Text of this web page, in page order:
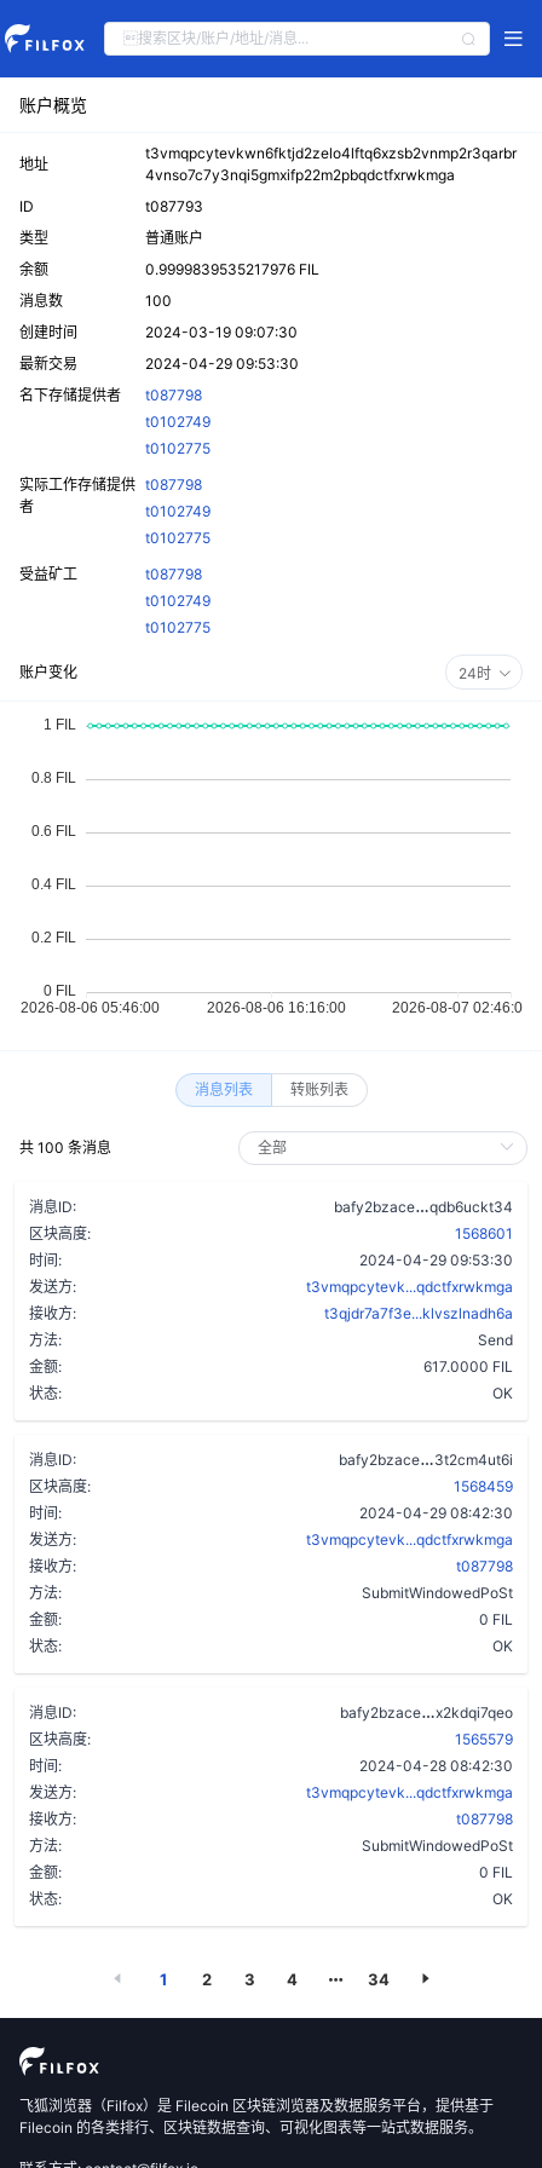
账户概览
地址
t3vmqpcytevkwn6fktjd2zelo4lftq6xzsb2vnmp2r3qarbr
4vnso7c7y3nqi5gmxifp22m2pbqdctfxrwkmga
ID
t087793
类型
普通账户
余额
0.9999839535217976 FIL
消息数
100
创建时间
2024-03-19 09:07:30
最新交易
2024-04-29 09:53:30
名下存储提供者
t087798
t0102749
t0102775
实际工作存储提供
者
t087798
t0102749
t0102775
受益矿工
t087798
t0102749
t0102775
账户变化 24时
消息列表 转账列表
共 100 条消息
消息ID: bafy2bzace
qdb6uckt34
区块高度:
1568601
时间:
2024-04-29 09:53:30
发送方:
t3vmqpcytevk...qdctfxrwkmga
接收方:
t3qjdr7a7f3e...klvszlnadh6a
方法:
Send
金额:
617.0000 FIL
状态:
OK
消息ID: bafy2bzace
3t2cm4ut6i
区块高度:
1568459
时间:
2024-04-29 08:42:30
发送方:
t3vmqpcytevk...qdctfxrwkmga
接收方:
t087798
方法:
SubmitWindowedPoSt
金额:
0 FIL
状态:
OK
消息ID: bafy2bzace
x2kdqi7qeo
区块高度:
1565579
时间:
2024-04-28 08:42:30
发送方:
t3vmqpcytevk...qdctfxrwkmga
接收方:
t087798
方法:
SubmitWindowedPoSt
金额:
0 FIL
状态:
OK
1 2 3 4 34
飞狐浏览器（Filfox）是 Filecoin 区块链浏览器及数据服务平台，提供基于
Filecoin 的各类排行、区块链数据查询、可视化图表等一站式数据服务。